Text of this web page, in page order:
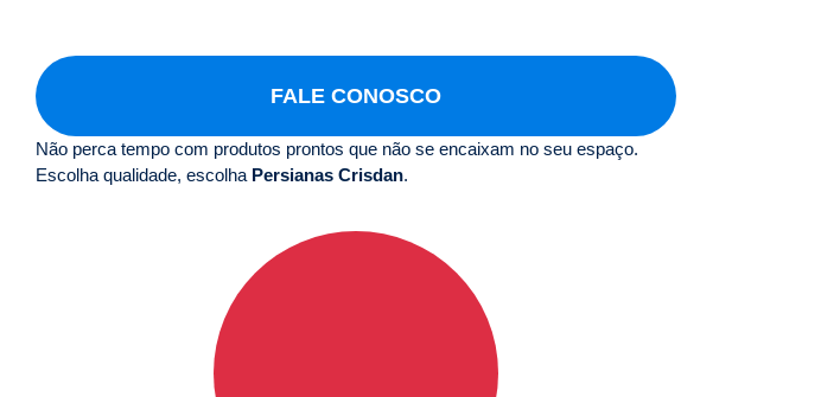
FALE CONOSCO
Não perca tempo com produtos prontos que não se encaixam no seu espaço.
Escolha qualidade, escolha Persianas Crisdan.